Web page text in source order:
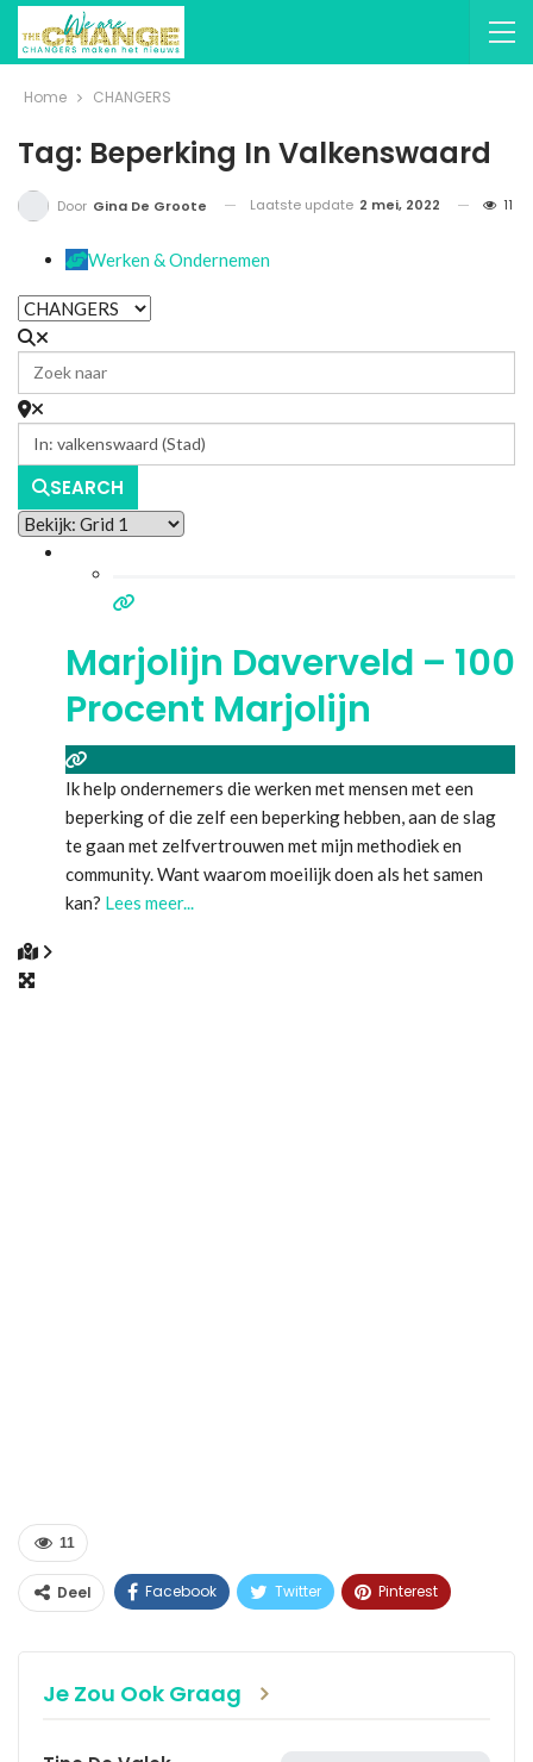
Home CHANGERS
Tag: Beperking In Valkenswaard
Door Gina De Groote Laatste update 2 mei, 2022 11
Werken & Ondernemen
SEARCH
Marjolijn Daverveld – 100
Procent Marjolijn
Ik help ondernemers die werken met mensen met een
beperking of die zelf een beperking hebben, aan de slag
te gaan met zelfvertrouwen met mijn methodiek en
community. Want waarom moeilijk doen als het samen
kan? Lees meer...
11
Deel Facebook Twitter Pinterest
Je Zou Ook Graag